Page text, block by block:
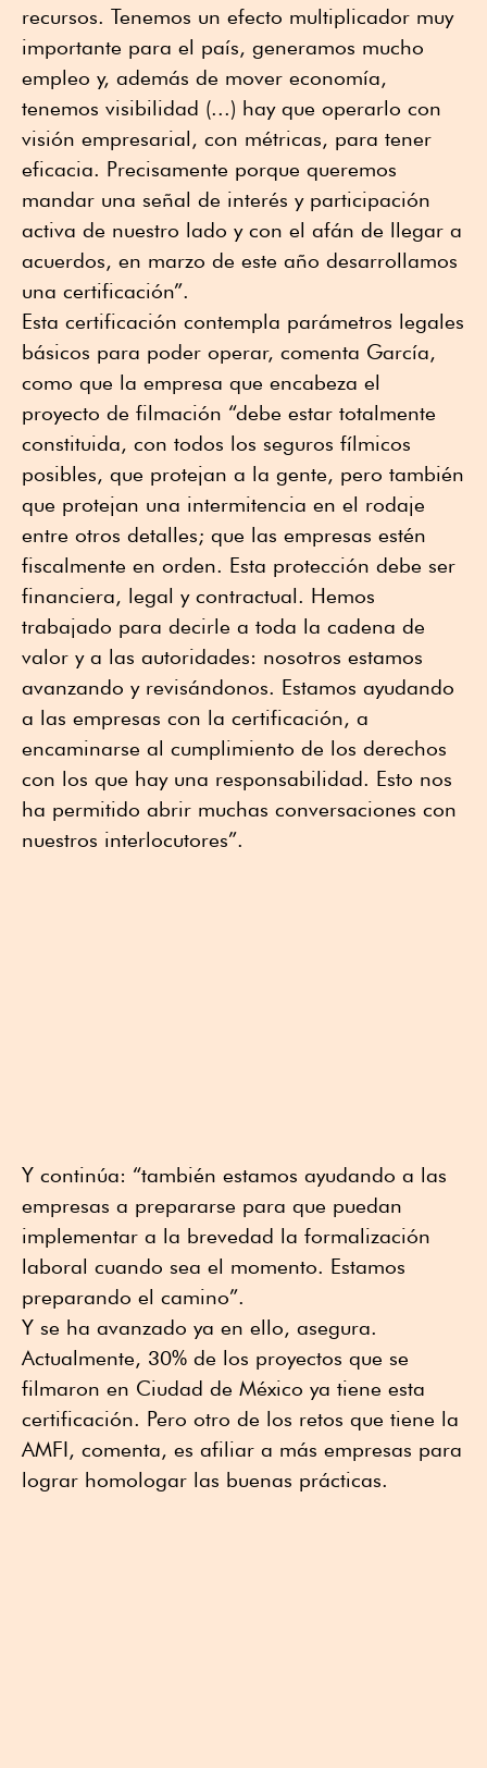
recursos. Tenemos un efecto multiplicador muy
importante para el país, generamos mucho
empleo y, además de mover economía,
tenemos visibilidad (...) hay que operarlo con
visión empresarial, con métricas, para tener
eficacia. Precisamente porque queremos
mandar una señal de interés y participación
activa de nuestro lado y con el afán de llegar a
acuerdos, en marzo de este año desarrollamos
una certificación”.
Esta certificación contempla parámetros legales
básicos para poder operar, comenta García,
como que la empresa que encabeza el
proyecto de filmación “debe estar totalmente
constituida, con todos los seguros fílmicos
posibles, que protejan a la gente, pero también
que protejan una intermitencia en el rodaje
entre otros detalles; que las empresas estén
fiscalmente en orden. Esta protección debe ser
financiera, legal y contractual. Hemos
trabajado para decirle a toda la cadena de
valor y a las autoridades: nosotros estamos
avanzando y revisándonos. Estamos ayudando
a las empresas con la certificación, a
encaminarse al cumplimiento de los derechos
con los que hay una responsabilidad. Esto nos
ha permitido abrir muchas conversaciones con
nuestros interlocutores”.
Y continúa: “también estamos ayudando a las
empresas a prepararse para que puedan
implementar a la brevedad la formalización
laboral cuando sea el momento. Estamos
preparando el camino”.
Y se ha avanzado ya en ello, asegura.
Actualmente, 30% de los proyectos que se
filmaron en Ciudad de México ya tiene esta
certificación. Pero otro de los retos que tiene la
AMFI, comenta, es afiliar a más empresas para
lograr homologar las buenas prácticas.